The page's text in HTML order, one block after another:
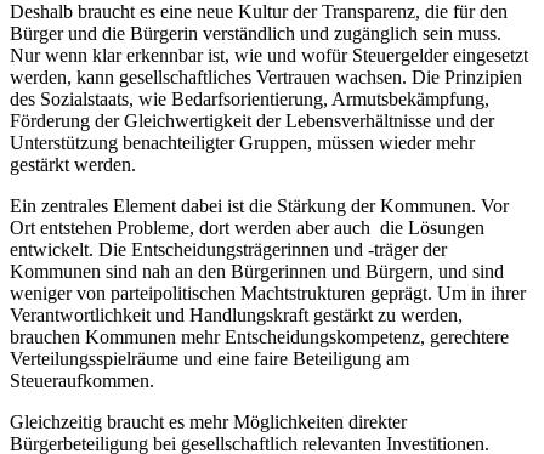
Deshalb braucht es eine neue Kultur der Transparenz, die für den
Bürger und die Bürgerin verständlich und zugänglich sein muss.
Nur wenn klar erkennbar ist, wie und wofür Steuergelder eingesetzt
werden, kann gesellschaftliches Vertrauen wachsen. Die Prinzipien
des Sozialstaats, wie Bedarfsorientierung, Armutsbekämpfung,
Förderung der Gleichwertigkeit der Lebensverhältnisse und der
Unterstützung benachteiligter Gruppen, müssen wieder mehr
gestärkt werden.
Ein zentrales Element dabei ist die Stärkung der Kommunen. Vor
Ort entstehen Probleme, dort werden aber auch die Lösungen
entwickelt. Die Entscheidungsträgerinnen und -träger der
Kommunen sind nah an den Bürgerinnen und Bürgern, und sind
weniger von parteipolitischen Machtstrukturen geprägt. Um in ihrer
Verantwortlichkeit und Handlungskraft gestärkt zu werden,
brauchen Kommunen mehr Entscheidungskompetenz, gerechtere
Verteilungsspielräume und eine faire Beteiligung am
Steueraufkommen.
Gleichzeitig braucht es mehr Möglichkeiten direkter
Bürgerbeteiligung bei gesellschaftlich relevanten Investitionen.